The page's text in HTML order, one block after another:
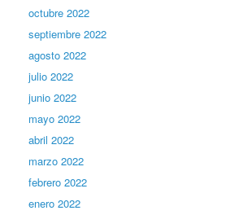
octubre 2022
septiembre 2022
agosto 2022
julio 2022
junio 2022
mayo 2022
abril 2022
marzo 2022
febrero 2022
enero 2022